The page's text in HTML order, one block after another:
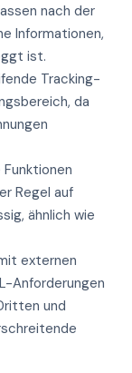
nach der
Informationen,
ist.
Tracking-
da
Regel auf
ähnlich wie
externen
Anforderungen
und